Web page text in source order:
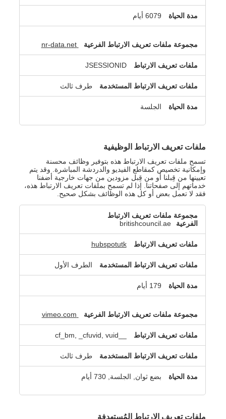
6079 أيام
nr-data.net
JSESSIONID
طرف ثالث
الجلسة
ملفات تعريف الارتباط الوظيفية
تسمح ملفات تعريف الارتباط هذه بتوفير وظائف محسنة
وإمكانية تخصيص كمقاطع الفيديو والدردشة المباشرة. وقد يتم
تعيينها من قِبلنا أو من قِبل مزودين من جهات خارجية أضفنا
خدماتهم إلى صفحاتنا. إذا لم تسمح بملفات تعريف الارتباط هذه،
فقد لا تعمل بعض أو كل هذه الوظائف بشكل صحيح.
تعريف
الارتباط
britishcouncil.ae
hubspotutk
الطرف الأول
179 أيام
طرف ثالث
بضع ثوان, الجلسة, 730 أيام
ملفات تعريف الارتباط المُستهدِفة